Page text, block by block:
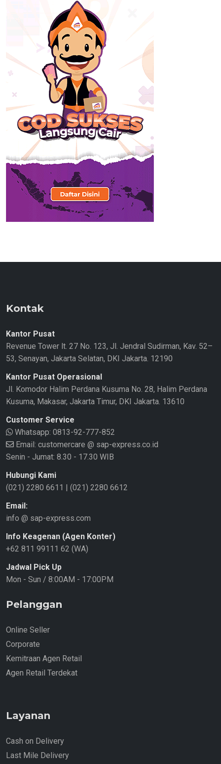
Kontak
Kantor Pusat
Revenue Tower lt. 27 No. 123, Jl. Jendral Sudirman, Kav. 52–
53, Senayan, Jakarta Selatan, DKI Jakarta. 12190
Kantor Pusat Operasional
Jl. Komodor Halim Perdana Kusuma No. 28, Halim Perdana
Kusuma, Makasar, Jakarta Timur, DKI Jakarta. 13610
Customer Service
Whatsapp: 0813-92-777-852
Email: customercare @ sap-express.co.id
Senin - Jumat: 8.30 - 17.30 WIB
Hubungi Kami
(021) 2280 6611
(021) 2280 6612
Email:
info @ sap-express.com
Info Keagenan (Agen Konter)
+62 811 99111 62 (WA)
Jadwal Pick Up
Mon - Sun / 8:00AM - 17:00PM
Pelanggan
Online Seller
Corporate
Kemitraan Agen Retail
Agen Retail Terdekat
Layanan
Cash on Delivery
Last Mile Delivery